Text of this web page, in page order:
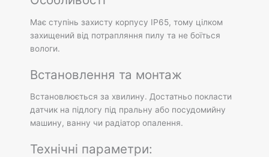
Має ступінь захисту корпусу IP65, тому цілком
захищений від потрапляння пилу та не боїться
вологи.
Встановлення та монтаж
Встановлюється за хвилину. Достатньо покласти
датчик на підлогу під пральну або посудомийну
машину, ванну чи радіатор опалення.
Технічні параметри: